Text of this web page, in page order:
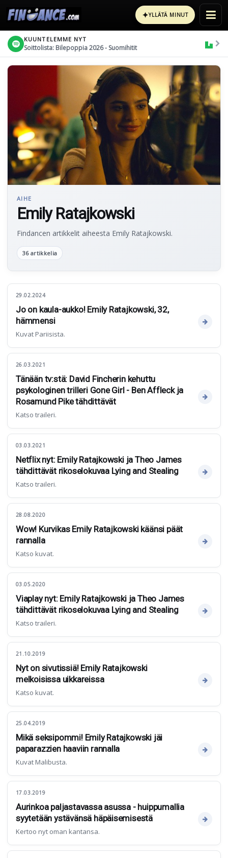
✦YLLÄTÄ MINUT
KUUNTELEMME NYT
Soittolista: Bilepoppia 2026 - Suomihitit
AIHE
Emily Ratajkowski
Findancen artikkelit aiheesta Emily Ratajkowski.
36 artikkelia
29.02.2024
Jo on kaula-aukko! Emily Ratajkowski, 32,
hämmensi
Kuvat Pariisista.
26.03.2021
Tänään tv:stä: David Fincherin kehuttu
psykologinen trilleri Gone Girl - Ben Affleck ja
Rosamund Pike tähdittävät
Katso traileri.
03.03.2021
Netflix nyt: Emily Ratajkowski ja Theo James
tähdittävät rikoselokuvaa Lying and Stealing
Katso traileri.
28.08.2020
Wow! Kurvikas Emily Ratajkowski käänsi päät
rannalla
Katso kuvat.
03.05.2020
Viaplay nyt: Emily Ratajkowski ja Theo James
tähdittävät rikoselokuvaa Lying and Stealing
Katso traileri.
21.10.2019
Nyt on sivutissiä! Emily Ratajkowski
melkoisissa uikkareissa
Katso kuvat.
25.04.2019
Mikä seksipommi! Emily Ratajkowski jäi
paparazzien haaviin rannalla
Kuvat Malibusta.
17.03.2019
Aurinkoa paljastavassa asussa - huippumallia
syytetään ystävänsä häpäisemisestä
Kertoo nyt oman kantansa.